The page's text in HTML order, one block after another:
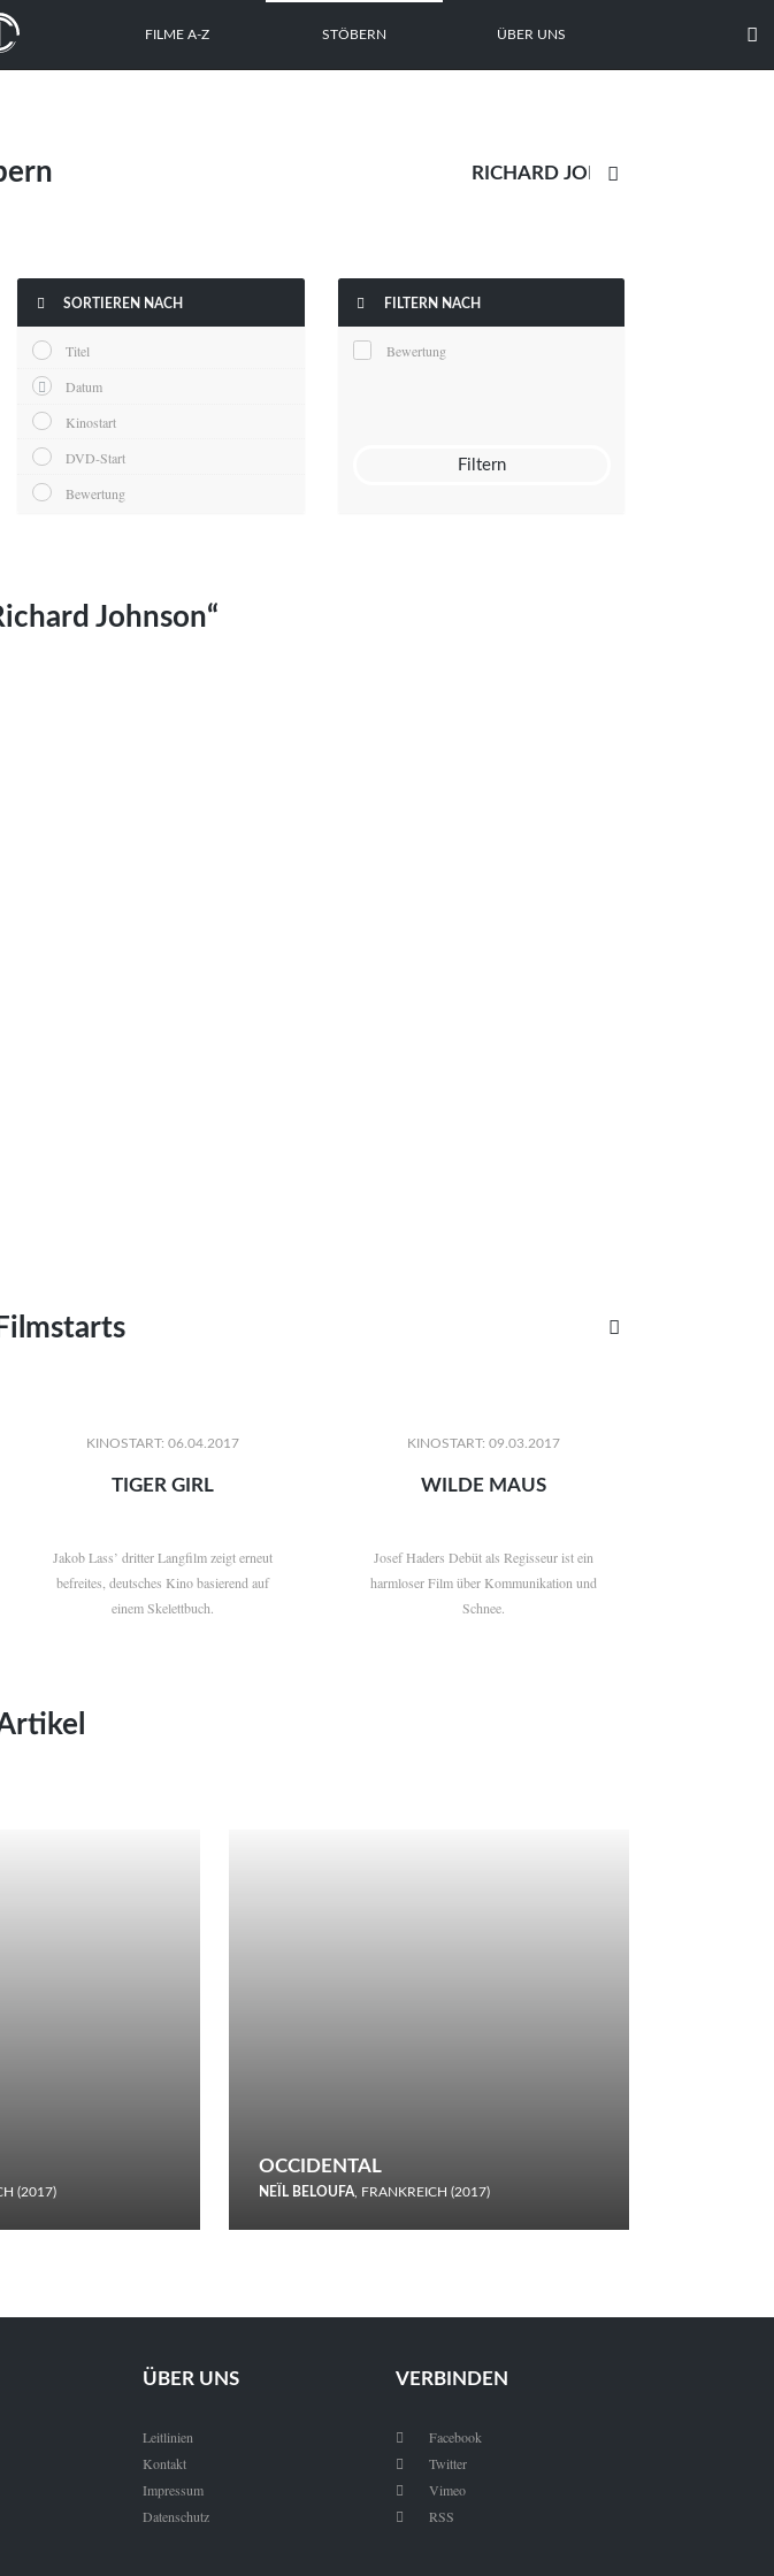
FILME A-Z STÖBERN ÜBER UNS 

 SORTIEREN NACH
Titel
Datum
Kinostart
DVD-Start
Bewertung
 FILTERN NACH
Bewertung
Filtern
Johnson“

KINOSTART: 06.04.2017
TIGER GIRL
Jakob Lass’ dritter Langfilm zeigt erneut
befreites, deutsches Kino basierend auf
einem Skelettbuch.
KINOSTART: 09.03.2017
WILDE MAUS
Josef Haders Debüt als Regisseur ist ein
harmloser Film über Kommunikation und
Schnee.
(2017)
OCCIDENTAL
NEÏL BELOUFA, FRANKREICH (2017)
ÜBER UNS
Leitlinien
Kontakt
Impressum
Datenschutz
VERBINDEN
 Facebook
 Twitter
 Vimeo
 RSS